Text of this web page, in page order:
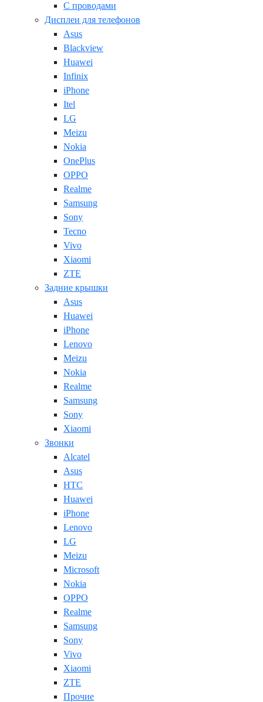
С проводами
Дисплеи для телефонов
Asus
Blackview
Huawei
Infinix
iPhone
Itel
LG
Meizu
Nokia
OnePlus
OPPO
Realme
Samsung
Sony
Tecno
Vivo
Xiaomi
ZTE
Задние крышки
Asus
Huawei
iPhone
Lenovo
Meizu
Nokia
Realme
Samsung
Sony
Xiaomi
Звонки
Alcatel
Asus
HTC
Huawei
iPhone
Lenovo
LG
Meizu
Microsoft
Nokia
OPPO
Realme
Samsung
Sony
Vivo
Xiaomi
ZTE
Прочие